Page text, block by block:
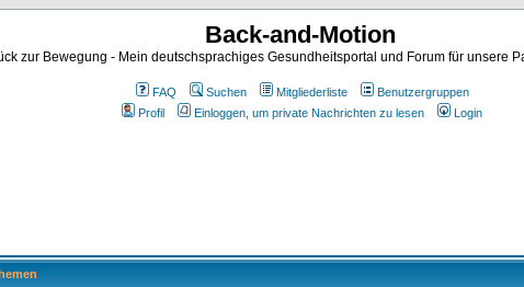
Back-and-Motion
zur Bewegung - Mein deutschsprachiges Gesundheitsportal und Forum für unsere
FAQ Suchen Mitgliederliste
Benutzergruppen
Profil
Einloggen, um private Nachrichten zu lesen Login